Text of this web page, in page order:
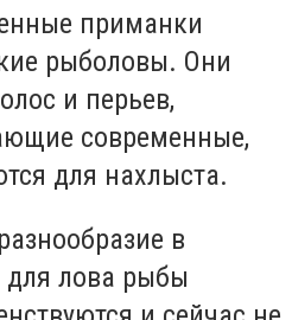
приманки
рыболовы. Они
и перьев,
современные,
для нахлыста.
в
для лова рыбы